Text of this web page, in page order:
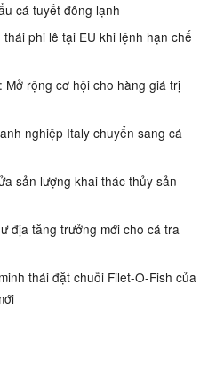
cá tuyết đông lạnh
phi lê tại EU khi lệnh hạn chế
Mở rộng cơ hội cho hàng giá trị
nghiệp Italy chuyển sang cá
sản lượng khai thác thủy sản
địa tăng trưởng mới cho cá tra
thái đặt chuỗi Filet-O-Fish của